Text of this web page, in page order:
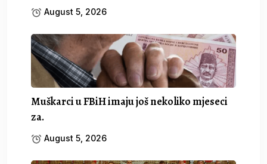
August 5, 2026
Muškarci u FBiH imaju još nekoliko mjeseci
za.
August 5, 2026